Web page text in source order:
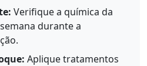
Verifique a química da
durante a
Aplique tratamentos